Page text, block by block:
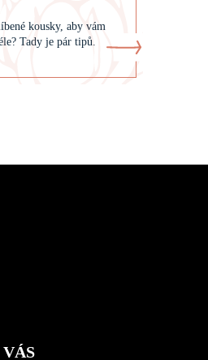
kousky, aby vám
Tady je pár tipů.